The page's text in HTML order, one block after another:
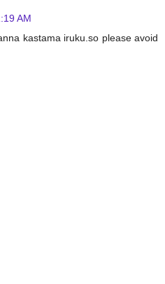
AM
kastama iruku.so please avoid